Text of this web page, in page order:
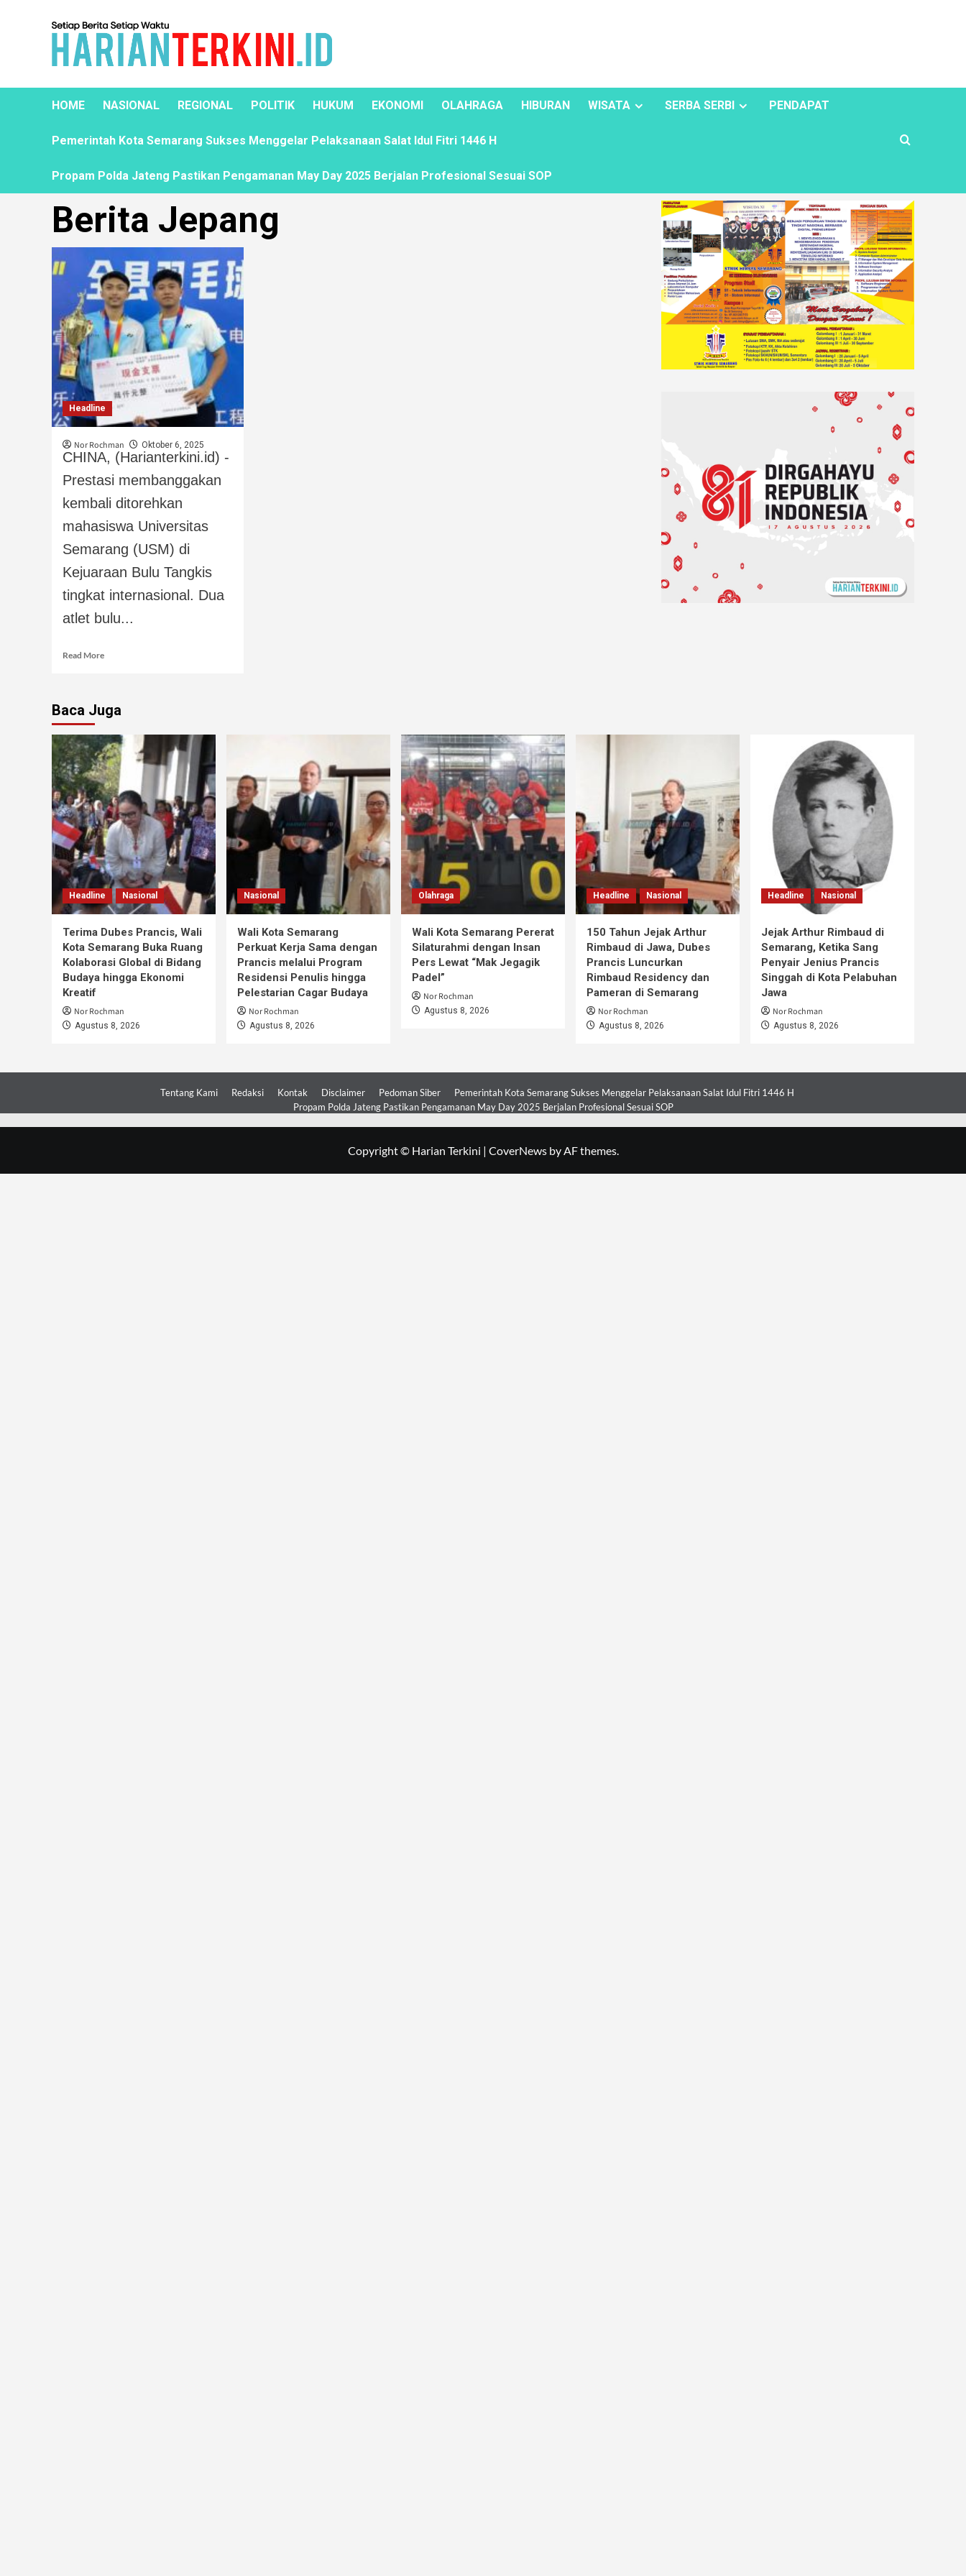
HOME NASIONAL REGIONAL POLITIK HUKUM EKONOMI OLAHRAGA HIBURAN WISATA SERBA SERBI PENDAPAT
Pemerintah Kota Semarang Sukses Menggelar Pelaksanaan Salat Idul Fitri 1446 H
Propam Polda Jateng Pastikan Pengamanan May Day 2025 Berjalan Profesional Sesuai SOP
Berita Jepang
Headline
Nor Rochman Oktober 6, 2025
CHINA, (Harianterkini.id) -
Prestasi membanggakan
kembali ditorehkan
mahasiswa Universitas
Semarang (USM) di
Kejuaraan Bulu Tangkis
tingkat internasional. Dua
atlet bulu...
Read More
Baca Juga
Headline Nasional
Terima Dubes Prancis, Wali
Kota Semarang Buka Ruang
Kolaborasi Global di Bidang
Budaya hingga Ekonomi
Kreatif
Nor Rochman
Agustus 8, 2026
Nasional
Wali Kota Semarang
Perkuat Kerja Sama dengan
Prancis melalui Program
Residensi Penulis hingga
Pelestarian Cagar Budaya
Nor Rochman
Agustus 8, 2026
Olahraga
Wali Kota Semarang Pererat
Silaturahmi dengan Insan
Pers Lewat “Mak Jegagik
Padel”
Nor Rochman
Agustus 8, 2026
Headline Nasional
150 Tahun Jejak Arthur
Rimbaud di Jawa, Dubes
Prancis Luncurkan
Rimbaud Residency dan
Pameran di Semarang
Nor Rochman
Agustus 8, 2026
Headline Nasional
Jejak Arthur Rimbaud di
Semarang, Ketika Sang
Penyair Jenius Prancis
Singgah di Kota Pelabuhan
Jawa
Nor Rochman
Agustus 8, 2026
Tentang Kami Redaksi Kontak Disclaimer Pedoman Siber
Pemerintah Kota Semarang Sukses Menggelar Pelaksanaan Salat Idul Fitri 1446 H
Propam Polda Jateng Pastikan Pengamanan May Day 2025 Berjalan Profesional Sesuai SOP
Copyright © Harian Terkini | CoverNewsby AF themes.